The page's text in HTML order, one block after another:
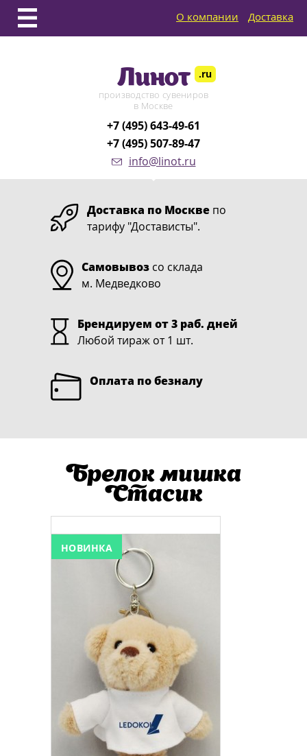
О компании Доставка
Линот .ru
производство сувениров
в Москве
+7 (495) 643-49-61
+7 (495) 507-89-47
info@linot.ru
Доставка по Москве по
тарифу "Достависты".
Самовывоз со склада
м. Медведково
Брендируем от 3 раб. дней
Любой тираж от 1 шт.
Оплата по безналу
Брелок мишка
Стасик
НОВИНКА